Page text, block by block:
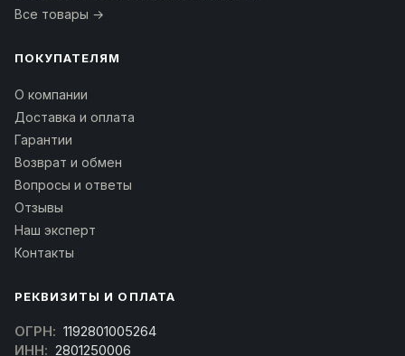
Все товары →
ПОКУПАТЕЛЯМ
О компании
Доставка и оплата
Гарантии
Возврат и обмен
Вопросы и ответы
Отзывы
Наш эксперт
Контакты
РЕКВИЗИТЫ И ОПЛАТА
ОГРН: 1192801005264
ИНН: 2801250006